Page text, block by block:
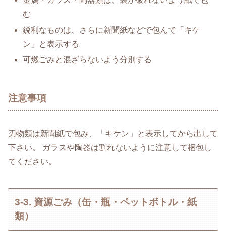
む
鋭利なものは、さらに新聞紙などで包んで「キケ
ン」と表示する
可燃ごみと混ざらないよう分別する
注意事項
刃物類は新聞紙で包み、「キケン」と表示してから出して
下さい。 ガラスや陶器は割れないように注意して梱包し
てください。
3-3. 資源ごみ（缶・瓶・ペットボトル・紙
類）